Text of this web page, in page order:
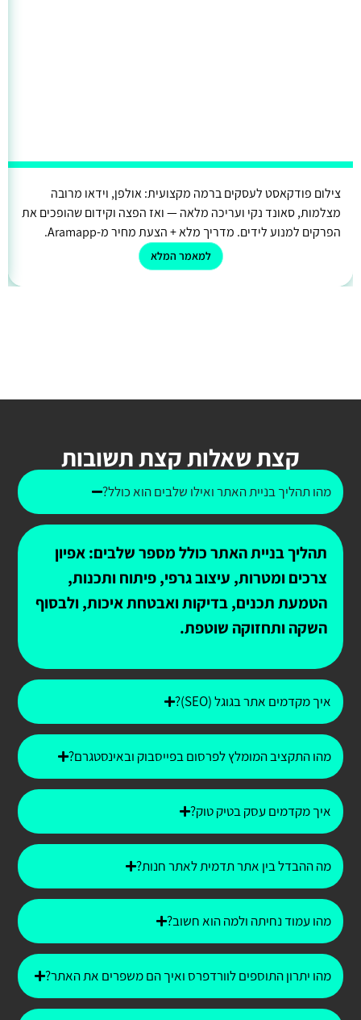
צילום פודקאסט לעסקים ברמה מקצועית: אולפן, וידאו מרובה
מצלמות, סאונד נקי ועריכה מלאה — ואז הפצה וקידום שהופכים את
הפרקים למנוע לידים. מדריך מלא + הצעת מחיר מ-Aramapp.
למאמר המלא
קצת שאלות קצת תשובות
מהו תהליך בניית האתר ואילו שלבים הוא כולל?
תהליך בניית האתר כולל מספר שלבים: אפיון
צרכים ומטרות, עיצוב גרפי, פיתוח ותכנות,
הטמעת תכנים, בדיקות ואבטחת איכות, ולבסוף
השקה ותחזוקה שוטפת.
איך מקדמים אתר בגוגל (SEO)?
מהו התקציב המומלץ לפרסום בפייסבוק ובאינסטגרם?
איך מקדמים עסק בטיק טוק?
מה ההבדל בין אתר תדמית לאתר חנות?
מהו עמוד נחיתה ולמה הוא חשוב?
מהו יתרון התוספים לוורדפרס ואיך הם משפרים את האתר?